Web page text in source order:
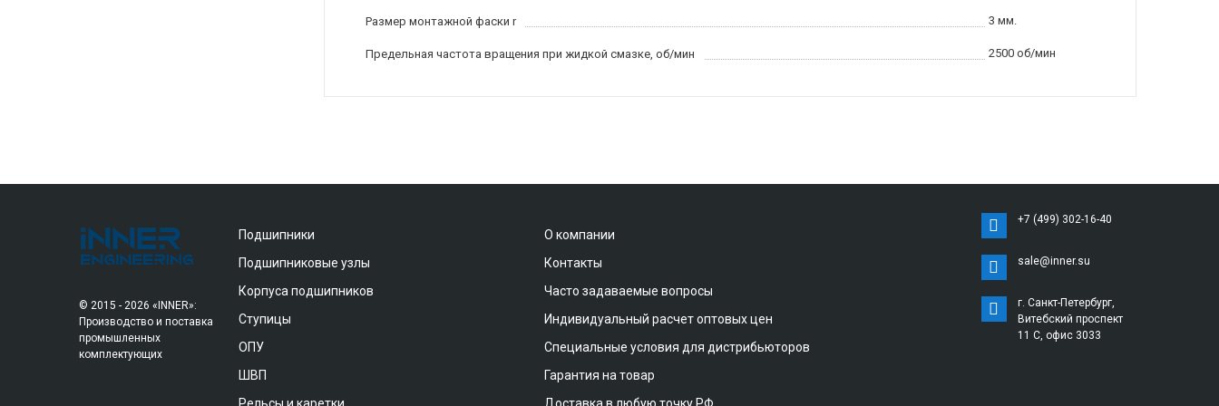
Размер монтажной фаски r 3 мм.
Предельная частота вращения при жидкой смазке, об/мин 2500 об/мин
© 2015 - 2026 «INNER»:
Производство и поставка
промышленных
комплектующих
Подшипники
Подшипниковые узлы
Корпуса подшипников
Ступицы
ОПУ
ШВП
О компании
Контакты
Часто задаваемые вопросы
Индивидуальный расчет оптовых цен
Специальные условия для дистрибьюторов
Гарантия на товар
+7 (499) 302-16-40
sale@inner.su
г. Санкт-Петербург,
Витебский проспект
11 С, офис 3033